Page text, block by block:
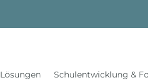
Schulentwicklung &